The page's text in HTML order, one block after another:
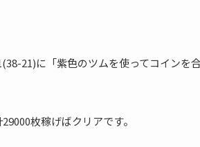
21)に「紫色のツムを使ってコインを
枚稼げばクリアです。